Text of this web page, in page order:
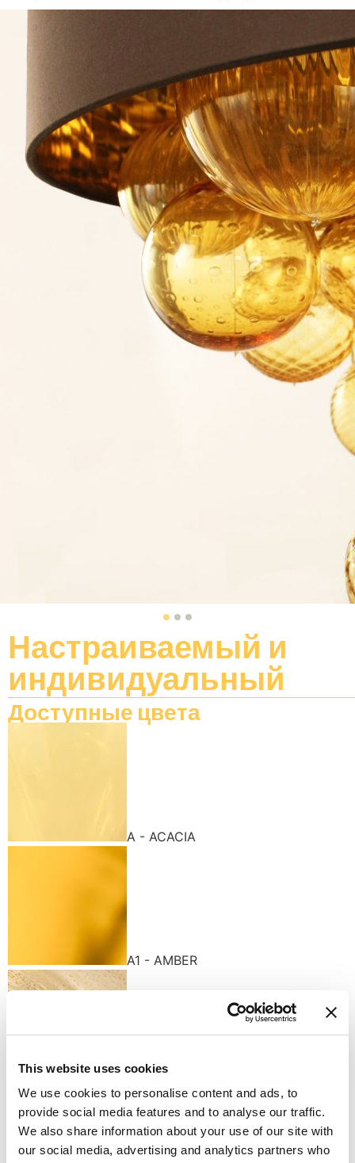
This website uses cookies
We use cookies to personalise content and ads, to
provide social media features and to analyse our traffic.
We also share information about your use of our site with
our social media, advertising and analytics partners who
Настраиваемый и
индивидуальный
Доступные цвета
A - ACACIA
A1 - AMBER
Доступные варианты отделки